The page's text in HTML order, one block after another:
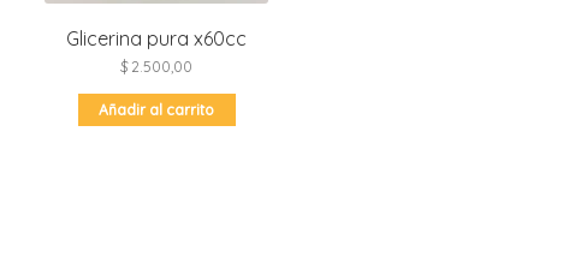
Glicerina pura x60cc
$2.500,00
Añadir al carrito